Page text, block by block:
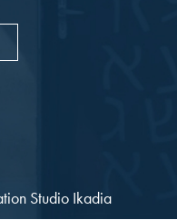
Studio Ikadia